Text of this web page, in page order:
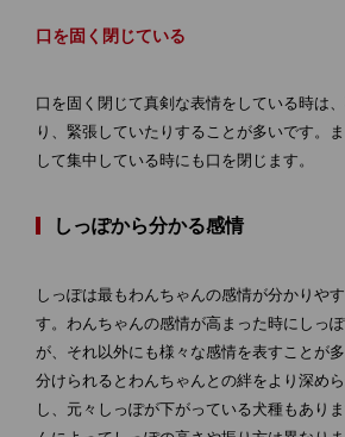
口を固く閉じている
口を固く閉じて真剣な表情をしている時は
り、緊張していたりすることが多いです。
して集中している時にも口を閉じます。
しっぽから分かる感情
しっぽは最もわんちゃんの感情が分かりや
す。わんちゃんの感情が高まった時にしっ
が、それ以外にも様々な感情を表すことが
分けられるとわんちゃんとの絆をより深め
し、元々しっぽが下がっている犬種もあり